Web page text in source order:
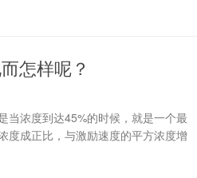
怎样呢？
当浓度到达45%的时候，就是一个最
度成正比，与激励速度的平方浓度增